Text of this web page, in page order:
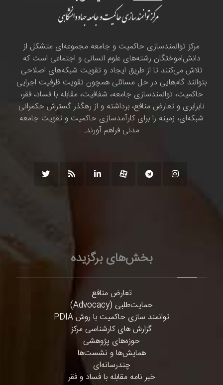
مرکز توانمندسازی حاکمیت و جامعه مجموعه‌ای متشکل از
دانش‌اموختگان رشته‌های علوم انسانی و اجتماعی است که
تلاش می‌کنند تا از طریق ایجاد و تقویت شبکه‌های اصلاحی
بتوانند گام‌هایی در حل مسائلی همچون تقویت ظرفیت اجرایی
حاکمیت، توانمندسازی جامعه، شفافیت، مقابله با فساد، فقر،
نابرابری و تعارض منافع، برداشته و از رهگذر گسترش حکمرانی
شبکه‌ای، زمینه را برای کارآمدسازی حاکمیت و تقویت جامعه
مدنی فراهم آورند.
بخش‌های برگزیده
تعارض منافع
حمایت‌طلبی (Advocacy)
توانمند سازی حاکمیت با روش PDIA
گزارش های کارشناسی مرکز
حوزه‌های پژوهشی
همایش‌ها و نشست‌ها
چندرسانه‌ای
خبر نامه مقابله با فساد و فقر